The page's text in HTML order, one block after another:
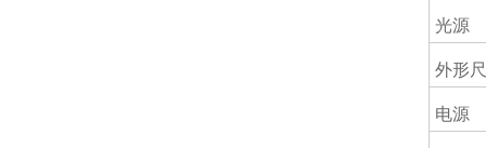
光源
外形
电源